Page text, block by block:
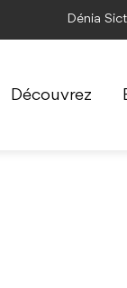
Dénia
Découvrez